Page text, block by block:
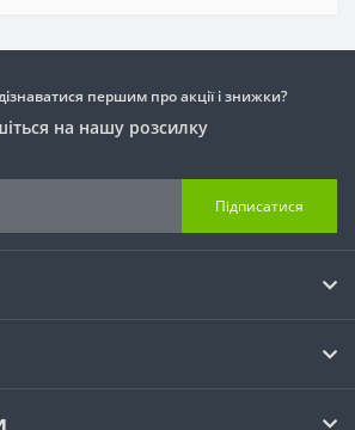
першим про акції і знижки?
на нашу розсилку
Підписатися